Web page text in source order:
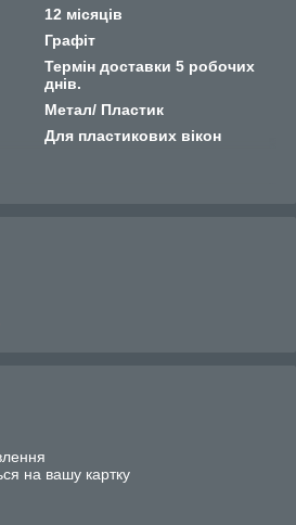
12 місяців
Графіт
Термін доставки 5 робочих
днів.
Метал/ Пластик
Для пластикових вікон
на вашу картку